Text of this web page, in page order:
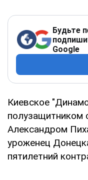
Будьте
Google
Киевское
полузащитником
Александром
уроженец
пятилетний